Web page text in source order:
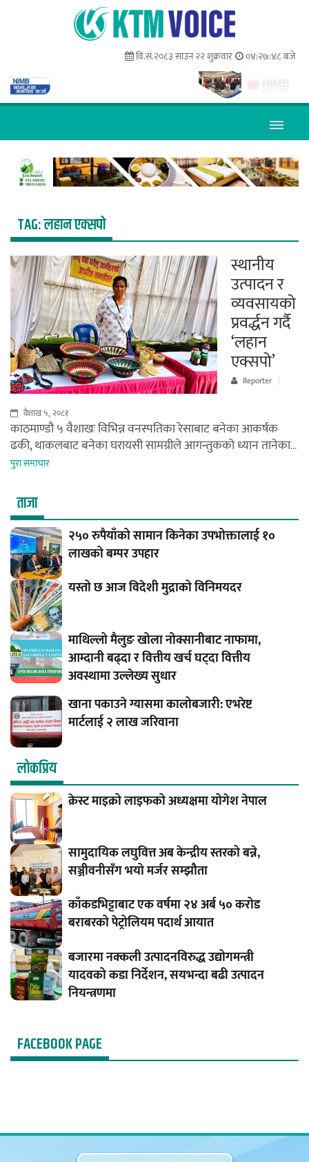
वि.सं.२०८३ साउन २२ शुक्रवार ०४:२७:४८ बजे
TAG:लहान एक्सपो
स्थानीय
उत्पादन र
व्यवसायको
प्रवर्द्धन गर्दै
‘लहान
एक्सपो’
Reporter
वैशाख ५, २०८१
काठमाण्डौ ५ वैशाखः विभिन्न वनस्पतिका रेसाबाट बनेका आकर्षक
ढकी, थाकलबाट बनेका घरायसी सामग्रीले आगन्तुकको ध्यान तानेका...
पुरा समाचार
ताजा
२५० रुपैयाँको सामान किनेका उपभोक्तालाई १०
लाखको बम्पर उपहार
यस्तो छ आज विदेशी मुद्राको विनिमयदर
माथिल्लो मैलुङ खोला नोक्सानीबाट नाफामा,
आम्दानी बढ्दा र वित्तीय खर्च घट्दा वित्तीय
अवस्थामा उल्लेख्य सुधार
खाना पकाउने ग्यासमा कालोबजारी: एभरेष्ट
मार्टलाई २ लाख जरिवाना
लाेकप्रिय
क्रेस्ट माइक्रो लाइफको अध्यक्षमा योगेश नेपाल
सामुदायिक लघुवित्त अब केन्द्रीय स्तरको बन्ने,
सञ्जीवनीसँग भयो मर्जर सम्झौता
काँकडभिट्टाबाट एक वर्षमा २४ अर्ब ५० करोड
बराबरको पेट्रोलियम पदार्थ आयात
बजारमा नक्कली उत्पादनविरुद्ध उद्योगमन्त्री
यादवको कडा निर्देशन, सयभन्दा बढी उत्पादन
नियन्त्रणमा
FACEBOOK PAGE